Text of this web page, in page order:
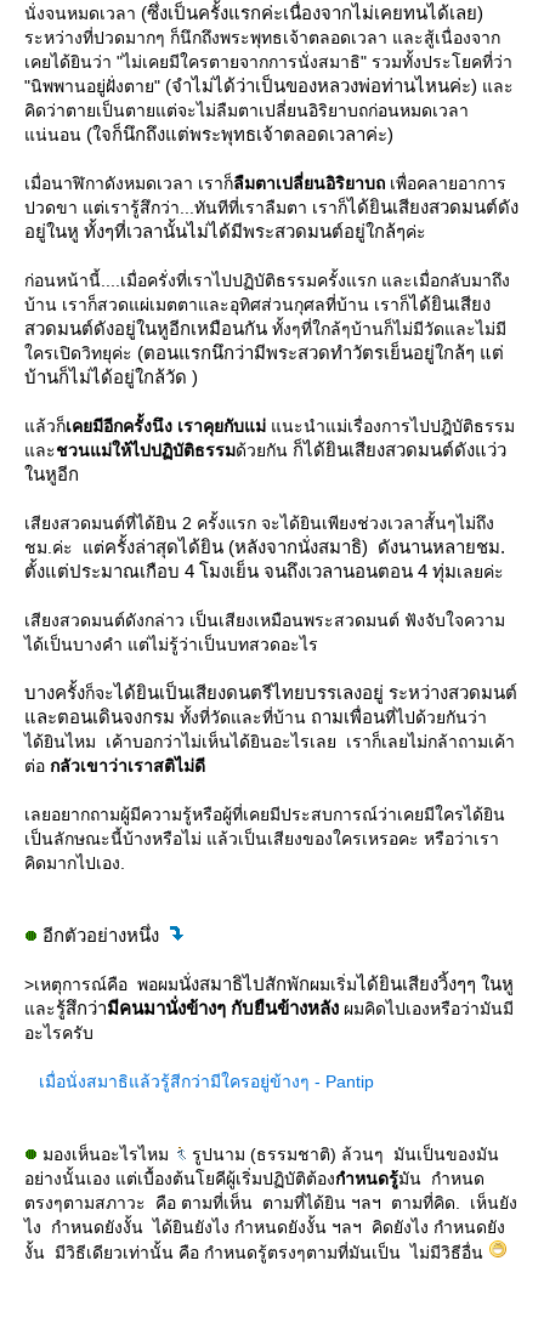
นั่งจนหมดเวลา (ซึ่งเป็นครั้งแรกค่ะเนื่องจากไม่เคยทนได้เลย)
ระหว่างที่ปวดมากๆ ก็นึกถึงพระพุทธเจ้าตลอดเวลา และสู้เนื่องจาก
เคยได้ยินว่า "ไม่เคยมีใครตายจากการนั่งสมาธิ" รวมทั้งประโยคที่ว่า
"นิพพานอยู่ฝั่งตาย" (จำไม่ได้ว่าเป็นของหลวงพ่อท่านไหนค่ะ) ละ
คิดว่าตายเป็นตายแต่จะไม่ลืมตาเปลี่ยนอิริยาบถก่อนหมดเวลา
น่นอน (ใจก็นึกถึงแต่พระพุทธเจ้าตลอดเวลาค่ะ)
เมื่อนาฬิกาดังหมดเวลา เราก็ลืมตาเปลี่ยนอิริยาบถ เพื่อคลายอาการ
ปวดขา แต่เรารู้สึกว่า...ทันทีที่เราลืมตา เราก็ได้ยินเสียงสวดมนต์ดัง
อยู่ในหู ทั้งๆที่เวลานั้นไม่ได้มีพระสวดมนต์อยู่ใกล้ๆค่ะ
ก่อนหน้านี้....เมื่อครั่งที่เราไปปฏิบัติธรรมครั้งแรก และเมื่อกลับมาถึง
บ้าน เราก็สวดแผ่เมตตาและอุทิศส่วนกุศลที่บ้าน เราก็ได้ยินเสียง
สวดมนต์ดังอยู่ในหูอีกเหมือนกัน ทั้งๆที่ใกล้ๆบ้านก็ไม่มีวัดและไม่มี
ครเปิดวิทยุค่ะ (ตอนแรกนึกว่ามีพระสวดทำวัตรเย็นอยู่ใกล้ๆ แต่
บ้านก็ไม่ได้อยู่ใกล้วัด )
ล้วก็เคยมีอีกครั้งนึง เราคุยกับแม่ นะนำแม่เรื่องการไปปฎิบัติธรรม
ละชวนแม่ให้ไปปฏิบัติธรรมด้วยกัน ก็ได้ยินเสียงสวดมนต์ดังแว่ว
นหูอีก
เสียงสวดมนต์ที่ได้ยิน 2 ครั้งแรก จะได้ยินเพียงช่วงเวลาสั้นๆไม่ถึง
ชม.ค่ะ แต่ครั้งล่าสุดได้ยิน (หลังจากนั่งสมาธิ) ดังนานหลายชม.
ตั้งแต่ประมาณเกือบ 4 โมงเย็น จนถึงเวลานอนตอน 4 ทุ่มเลยค่ะ
เสียงสวดมนต์ดังกล่าว เป็นเสียงเหมือนพระสวดมนต์ ฟังจับใจความ
ได้เป็นบางคำ แต่ไม่รู้ว่าเป็นบทสวดอะไร
บางครั้งก็จะได้ยินเป็นเสียงดนตรีไทยบรรเลงอยู่ ระหว่างสวดมนต์
ละตอนเดินจงกรม ทั้งที่วัดและที่บ้าน ถามเพื่อนที่ไปด้วยกันว่า
ได้ยินไหม เค้าบอกว่าไม่เห็นได้ยินอะไรเลย เราก็เลยไม่กล้าถามเค้า
ต่อ กลัวเขาว่าเราสติไม่ดี
เลยอยากถามผู้มีความรู้หรือผู้ที่เคยมีประสบการณ์ว่าเคยมีใครได้ยิน
เป็นลักษณะนี้บ้างหรือไม่ แล้วเป็นเสียงของใครเหรอคะ หรือว่าเรา
คิดมากไปเอง.
อีกตัวอย่างหนึ่ง
>เหตุการณ์คือ พอผมนั่งสมาธิไปสักพักผมเริ่มได้ยินเสียงวิ้งๆๆ ในหู
ละรู้สึกว่ามีคนมานั่งข้างๆ กับยืนข้างหลัง ผมคิดไปเองหรือว่ามันมี
อะไรครับ
เมื่อนั่งสมาธิแล้วรู้สีกว่ามีใครอยู่ข้างๆ - Pantip
มองเห็นอะไรไหม
รูปนาม (ธรรมชาติ) ล้วนๆ มันเป็นของมัน
อย่างนั้นเอง แต่เบื้องต้นโยคีผู้เริ่มปฏิบัติต้องกำหนดรู้มัน กำหนด
ตรงๆตามสภาวะ คือ ตามที่เห็น ตามที่ได้ยิน ฯลฯ ตามที่คิด. เห็นยัง
ไง กำหนดยังงั้น ได้ยินยังไง กำหนดยังงั้น ฯลฯ คิดยังไง กำหนดยัง
งั้น มีวิธีเดียวเท่านั้น คือ กำหนดรู้ตรงๆตามที่มันเป็น ไม่มีวิธีอื่น